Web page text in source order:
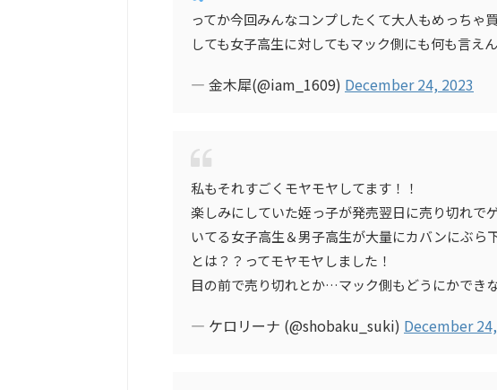
ってか今回みんなコンプしたくて大人もめっちゃ
しても女子高生に対してもマック側にも何も言え
— 金木犀(@iam_1609) December 24, 2023
私もそれすごくモヤモヤしてます！！
楽しみにしていた姪っ子が発売翌日に売り切れで
いてる女子高生＆男子高生が大量にカバンにぶ
とは？？ってモヤモヤしました！
目の前で売り切れとか…マック側もどうにかでき
— ケロリーナ (@shobaku_suki) December